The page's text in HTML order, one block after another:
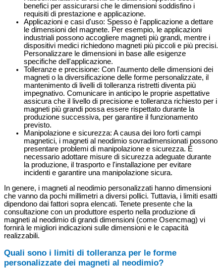
benefici per assicurarsi che le dimensioni soddisfino i
requisiti di prestazione e applicazione.
Applicazioni e casi d'uso: Spesso è l'applicazione a dettare
le dimensioni del magnete. Per esempio, le applicazioni
industriali possono accogliere magneti più grandi, mentre i
dispositivi medici richiedono magneti più piccoli e più precisi.
Personalizzare le dimensioni in base alle esigenze
specifiche dell'applicazione.
Tolleranze e precisione: Con l'aumento delle dimensioni dei
magneti o la diversificazione delle forme personalizzate, il
mantenimento di livelli di tolleranza ristretti diventa più
impegnativo. Comunicare in anticipo le proprie aspettative
assicura che il livello di precisione e tolleranza richiesto per i
magneti più grandi possa essere rispettato durante la
produzione successiva, per garantire il funzionamento
previsto.
Manipolazione e sicurezza: A causa dei loro forti campi
magnetici, i magneti al neodimio sovradimensionati possono
presentare problemi di manipolazione e sicurezza. È
necessario adottare misure di sicurezza adeguate durante
la produzione, il trasporto e l'installazione per evitare
incidenti e garantire una manipolazione sicura.
In genere, i magneti al neodimio personalizzati hanno dimensioni
che vanno da pochi millimetri a diversi pollici. Tuttavia, i limiti esatti
dipendono dai fattori sopra elencati. Tenete presente che la
consultazione con un produttore esperto nella produzione di
magneti al neodimio di grandi dimensioni (come Osencmag) vi
fornirà le migliori indicazioni sulle dimensioni e le capacità
realizzabili.
Quali sono i limiti di tolleranza per le forme
personalizzate dei magneti al neodimio?